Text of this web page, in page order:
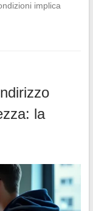
implica
la